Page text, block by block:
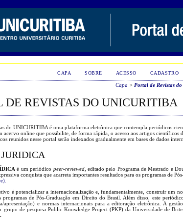
CAPA SOBRE ACESSO CADASTRO
Capa > Portal de Revistas
DE REVISTAS DO UNICURITIBA
do UNICURITIBA é uma plataforma eletrônica que contempla periódicos
acervo online que possibilite, de forma rápida, o acesso aos artigos
reunidos nesse portal serão indexados gradualmente em bases de dados
é um periódico peer-reviewed, editado pelo Programa de Mestrado e
conquista que acarreta importantes resultados para os programas de
é potencializar a internacionalização e, fundamentalmente, construir um
programas de Pós-Graduação em Direito do Brasil. Além disso, este
apresentação) e normas internacionais para a editoração eletrônica. A
grupo de pesquisa Public Knowledge Project (PKP) da Universidade de